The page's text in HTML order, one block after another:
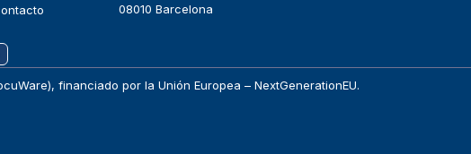
08010 Barcelona
financiado por la Unión Europea – NextGenerationEU.